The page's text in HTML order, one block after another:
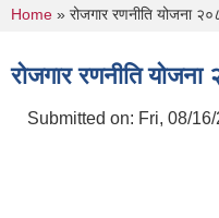
You are here
Home » रोजगार रणनीति योजना
रोजगार रणनीति योजना
Submitted on: Fri, 08/